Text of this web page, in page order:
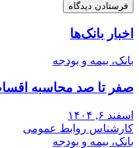
اخبار بانک‌ها
بانک، بیمه و بودجه
صفر تا صد محاسبه
اسفند ۶, ۱۴۰۴
کارشناس روابط عمومی
بانک، بیمه و بودجه